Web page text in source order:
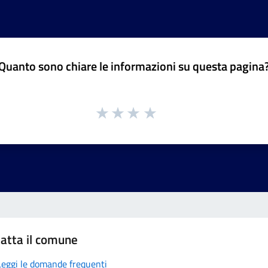
sono chiare le informazioni su questa
il comune
le domande frequenti